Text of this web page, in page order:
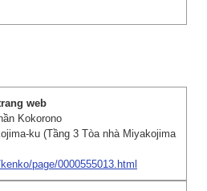
Kokorono
ku (Tầng 3 Tòa nhà Miyakojima
page/0000555013.html